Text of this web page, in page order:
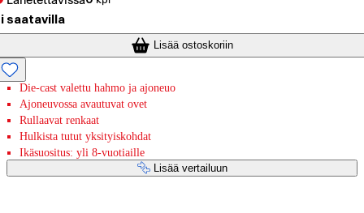
saatavilla
Lisää ostoskoriin
Die-cast valettu hahmo ja ajoneuo
Ajoneuvossa avautuvat ovet
Rullaavat renkaat
Hulkista tutut yksityiskohdat
Ikäsuositus: yli 8-vuotiaille
Lisää vertailuun